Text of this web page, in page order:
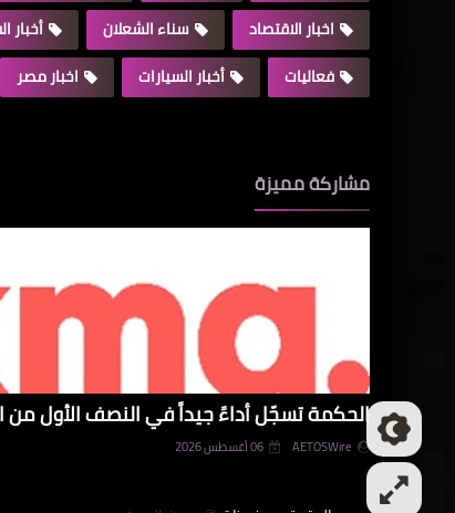
اخبار الاقتصاد
سناء الشعلان أخبار
فعاليات
أخبار السيارات اخبار مصر
مشاركة مميزة
الحكمة تسجّل أداءً جيداً في النصف الأول من
AETOSWire 06 أغسطس 2026